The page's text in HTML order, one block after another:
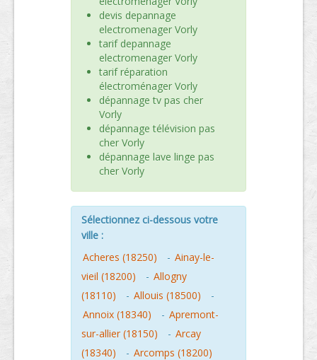
devis depannage
electromenager Vorly
tarif depannage
electromenager Vorly
tarif réparation
électroménager Vorly
dépannage tv pas cher
Vorly
dépannage télévision pas
cher Vorly
dépannage lave linge pas
cher Vorly
Sélectionnez ci-dessous votre
ville :
Acheres (18250)
- Ainay-le-
vieil (18200)
- Allogny
(18110)
- Allouis (18500)
-
Annoix (18340)
- Apremont-
sur-allier (18150)
- Arcay
(18340)
- Arcomps (18200)